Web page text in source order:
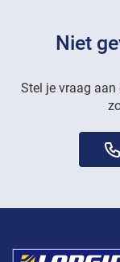
Niet
Stel je vraag aan